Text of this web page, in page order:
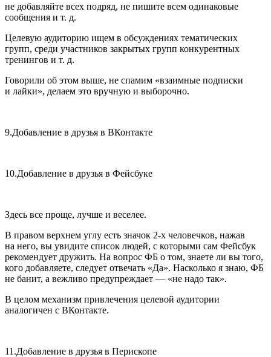
не добавляйте всех подряд, не пишите всем одинаковые
сообщения и т. д.
Целевую аудиторию ищем в обсуждениях тематических
групп, среди участников закрытых групп конкурентных
тренингов и т. д.
Говорили об этом выше, не спамим «взаимные подписки
и лайки», делаем это вручную и выборочно.
9.Добавление в друзья в ВКонтакте
10.Добавление в друзья в Фейсбуке
Здесь все проще, лучше и веселее.
В правом верхнем углу есть значок 2-х человечков, нажав
на него, вы увидите список людей, с которыми сам Фейсбук
рекомендует дружить. На вопрос ФБ о том, знаете ли вы того,
кого добавляете, следует отвечать «Да». Насколько я знаю, ФБ
не банит, а вежливо предупреждает — «не надо так».
В целом механизм привлечения целевой аудитории
аналогичен с ВКонтакте.
11.Добавление в друзья в Перископе